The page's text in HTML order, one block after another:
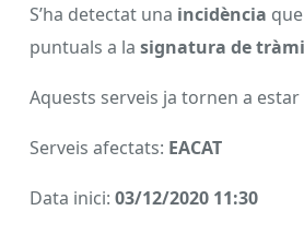
S’ha detectat una incidència
puntuals a la signatura de
Aquests serveis ja tornen a
Serveis afectats: EACAT
Data inici: 03/12/2020 11:30